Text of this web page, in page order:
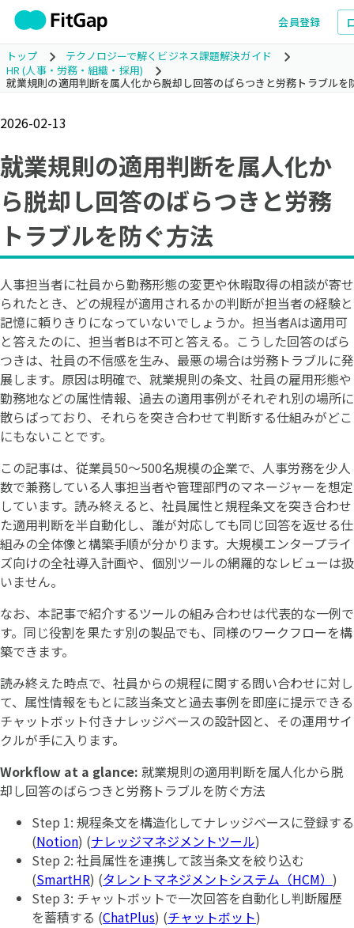
会員登録
トップ
テクノロジーで解くビジネス課題解決ガイド
HR (人事・労務・組織・採用)
就業規則の適用判断を属人化から脱却し回答のばらつきと労務トラブルを
2026-02-13
就業規則の適用判断を属人化か
ら脱却し回答のばらつきと労務
トラブルを防ぐ方法
人事担当者に社員から勤務形態の変更や休暇取得の相談が寄せ
られたとき、どの規程が適用されるかの判断が担当者の経験と
記憶に頼りきりになっていないでしょうか。担当者Aは適用可
と答えたのに、担当者Bは不可と答える。こうした回答のばら
つきは、社員の不信感を生み、最悪の場合は労務トラブルに発
展します。原因は明確で、就業規則の条文、社員の雇用形態や
勤務地などの属性情報、過去の適用事例がそれぞれ別の場所に
散らばっており、それらを突き合わせて判断する仕組みがどこ
にもないことです。
この記事は、従業員50〜500名規模の企業で、人事労務を少人
数で兼務している人事担当者や管理部門のマネージャーを想定
しています。読み終えると、社員属性と規程条文を突き合わせ
た適用判断を半自動化し、誰が対応しても同じ回答を返せる仕
組みの全体像と構築手順が分かります。大規模エンタープライ
ズ向けの全社導入計画や、個別ツールの網羅的なレビューは扱
いません。
なお、本記事で紹介するツールの組み合わせは代表的な一例で
す。同じ役割を果たす別の製品でも、同様のワークフローを構
築できます。
読み終えた時点で、社員からの規程に関する問い合わせに対し
て、属性情報をもとに該当条文と過去事例を即座に提示できる
チャットボット付きナレッジベースの設計図と、その運用サイ
クルが手に入ります。
Workflow at a glance: 就業規則の適用判断を属人化から脱
却し回答のばらつきと労務トラブルを防ぐ方法
Step 1: 規程条文を構造化してナレッジベースに登録する
(Notion) (ナレッジマネジメントツール)
Step 2: 社員属性を連携して該当条文を絞り込む
(SmartHR) (タレントマネジメントシステム（HCM） )
Step 3: チャットボットで一次回答を自動化し判断履歴
を蓄積する (ChatPlus) (チャットボット)